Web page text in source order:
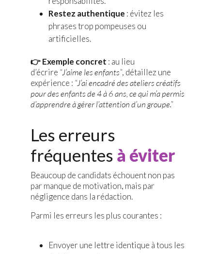
Restez authentique : évitez les
phrases trop pompeuses ou
artificielles.
👉 Exemple concret : au lieu
d’écrire “J’aime les enfants”, détaillez une
expérience : “J’ai encadré des ateliers créatifs
pour des enfants de 4 à 6 ans, ce qui m’a permis
d’apprendre à gérer l’attention d’un groupe.”
Les erreurs
fréquentes à éviter
Beaucoup de candidats échouent non pas
par manque de motivation, mais par
négligence dans la rédaction.
Parmi les erreurs les plus courantes :
Envoyer une lettre identique à tous les